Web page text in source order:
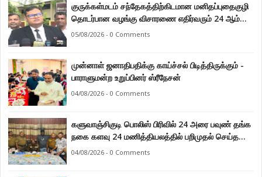
குருக்கள்மடம் சந்தேகத்திற்கிடமான மனிதப்புதைகுழி
தொடர்பான வழங்கு விசாரணை எதிர்வரும் 24 ஆம்
திகதிக்கு தவணையிடப்பட்டுள்ளது.
05/08/2026 - 0 Comments
முன்னாள் ஜனாதிபதிக்கு காய்ச்சல் பிடித்திருக்கும் -
பாராளுமன்ற உறுப்பினர் ஸ்ரீநேசன்
04/08/2026 - 0 Comments
களுவாஞ்சிகுடி பொலிஸ் பிரிவில் 24 அரை பவுண் தங்க
நகை களவு 24 மணித்தியலத்தில் பறிமுதல் செய்த
பொலிசார்.
04/08/2026 - 0 Comments